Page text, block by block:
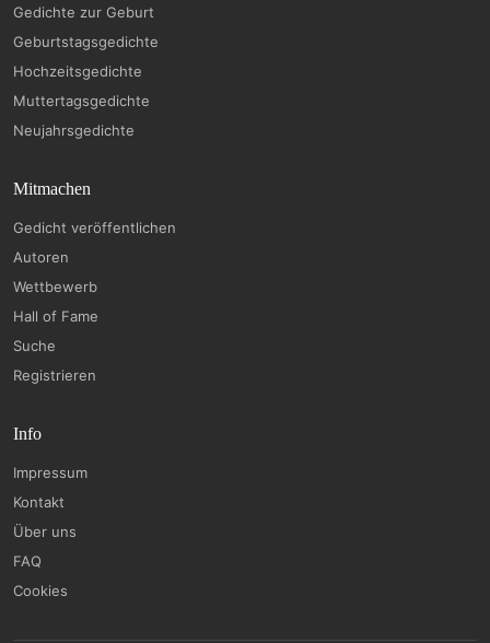
Gedichte zur Geburt
Geburtstagsgedichte
Hochzeitsgedichte
Muttertagsgedichte
Neujahrsgedichte
Mitmachen
Gedicht veröffentlichen
Autoren
Wettbewerb
Hall of Fame
Suche
Registrieren
Info
Impressum
Kontakt
Über uns
FAQ
Cookies